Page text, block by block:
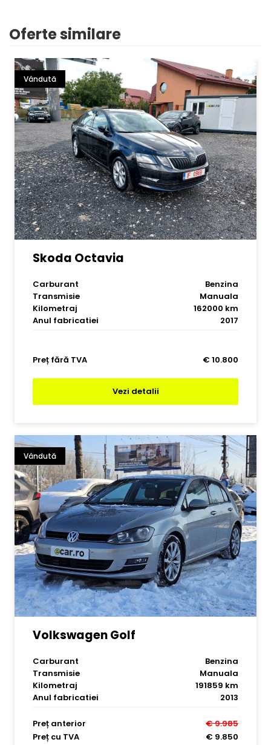
Oferte similare
Vândută
Skoda Octavia
Carburant
Benzina
Transmisie
Manuala
Kilometraj
162000 km
Anul fabricatiei
2017
Preț fără TVA € 10.800
Vezi detalii
Vândută
Volkswagen Golf
Carburant
Benzina
Transmisie
Manuala
Kilometraj
191859 km
Anul fabricatiei
2013
Preț anterior
€ 9.985
Preț cu TVA
€ 9.850